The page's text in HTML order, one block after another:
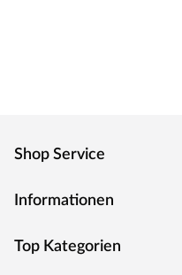
Shop Service
Informationen
Top Kategorien